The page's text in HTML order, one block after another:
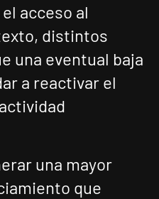
acceso al
distintos
una eventual baja
a reactivar el
una mayor
que